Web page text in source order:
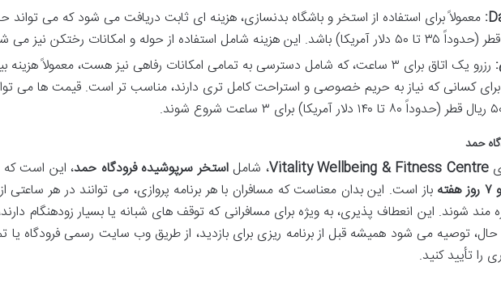
معمولاً برای استفاده از استخر و باشگاه بدنسازی، هزینه ای ثابت دریافت می شود که می تواند
رزرو یک اتاق برای ۳ ساعت، که شامل دسترسی به تمامی امکانات رفاهی نیز هست، معمولاً
برای کسانی که نیاز به حریم خصوصی و استراحت کامل تری دارند، مناسب تر است. قیمت ها می
حمد
Vitality Wellbeing & Fitness Centre، شاملاستخر سرپوشیده فرودگاه حمد، این است که
باز است. این بدان معناست که مسافران با هر برنامه پروازی، می توانند در هر ساعتی
مند شوند. این انعطاف پذیری، به ویژه برای مسافرانی که توقف های شبانه یا بسیار زودهنگام
توصیه می شود همیشه قبل از برنامه ریزی برای بازدید، از طریق وب سایت رسمی فرودگاه یا
را تأیید کنید.